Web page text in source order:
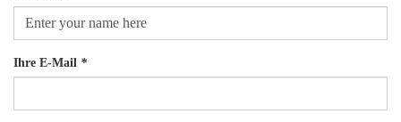
Ihre E-Mail *